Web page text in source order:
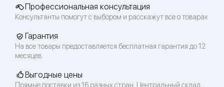
Профессиональная консультация
Консультанты помогут с выбором и расскажут все о товарах
Гарантия
На все товары предоставляется бесплатная гарантия до 12
месяцев
Выгодные цены
Прямые поставки из 16 разных стран. Центральный склад